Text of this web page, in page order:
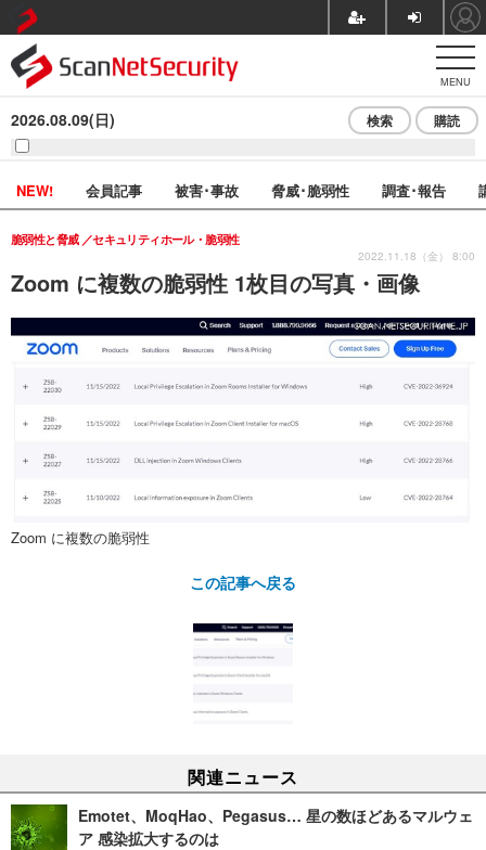
MENU
2026.08.09(日) 検索 購読
NEW! 会員記事 被害･事故 脅威･脆弱性 調査･報告
Zoom に複数の脆弱性 1枚目の写真・画像
脆弱性と脅威 セキュリティホール・脆弱性
2022.11.18（金） 8:00
Zoom に複数の脆弱性
この記事へ戻る
関連ニュース
Emotet、MoqHao、Pegasus… 星の数ほどあるマルウェ
ア 感染拡大するのは